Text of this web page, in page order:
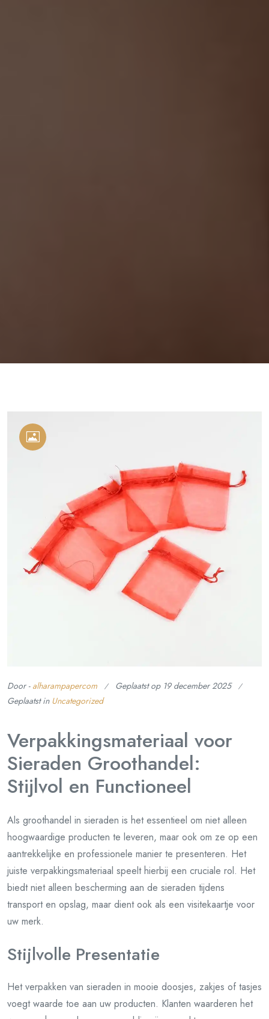
Door - alharampapercom Geplaatst op 19 december 2025
Geplaatst in Uncategorized
Verpakkingsmateriaal voor
Sieraden Groothandel:
Stijlvol en Functioneel
Als groothandel in sieraden is het essentieel om niet alleen
hoogwaardige producten te leveren, maar ook om ze op een
aantrekkelijke en professionele manier te presenteren. Het
juiste verpakkingsmateriaal speelt hierbij een cruciale rol. Het
biedt niet alleen bescherming aan de sieraden tijdens
transport en opslag, maar dient ook als een visitekaartje voor
uw merk.
Stijlvolle Presentatie
Het verpakken van sieraden in mooie doosjes, zakjes of tasjes
voegt waarde toe aan uw producten. Klanten waarderen het